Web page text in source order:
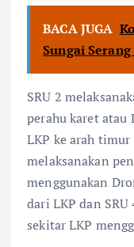
BACA JUGA
Sungai
SRU 2
perahu karet atau
LKP ke arah
melaksanakan
menggunakan
dari LKP dan
sekitar LKP